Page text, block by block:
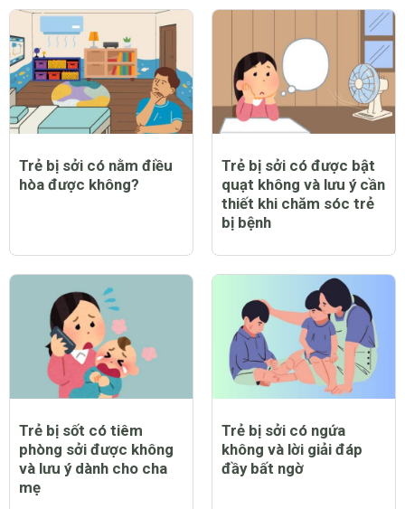
Trẻ bị sởi có nằm điều
hòa được không?
Trẻ bị sởi có được bật
quạt không và lưu ý cần
thiết khi chăm sóc trẻ
bị bệnh
Trẻ bị sốt có tiêm
phòng sởi được không
và lưu ý dành cho cha
mẹ
Trẻ bị sởi có ngứa
không và lời giải đáp
đầy bất ngờ